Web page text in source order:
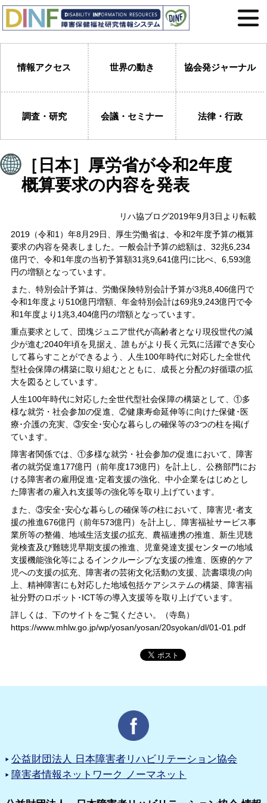
情報アクセス 世界の動き 協会発ジャーナル
調査・研究 会議・セミナー 法律・行政
［日本］厚労省が令和2年度
概算要求の内容を発表
リハ協ブログ2019年9月3日より転載
2019（令和1）年8月29日、厚生労働省は、令和2年度予算の概算
要求の内容を発表しました。一般会計予算の総額は、32兆6,234
億円で、令和1年度の当初予算額31兆9,641億円に比べ、6,593億
円の増額となっています。
また、特別会計予算は、労働保険特別会計予算が3兆8,406億円で
令和1年度より510億円増額、年金特別会計は69兆9,243億円で令
和1年度より1兆3,404億円の増額となっています。
重点要求として、団塊ジュニア世代が高齢者となり現役世代の減
少が進む2040年頃を見据え、誰もがより長く元気に活躍でき安心
して暮らすことができるよう、人生100年時代に対応した全世代
型社会保障の構築に取り組むとともに、成長と分配の好循環の拡
大を図るとしています。
人生100年時代に対応した全世代型社会保障の構築として、①多
様な就労・社会参加の促進、②健康寿命延伸等に向けた保健･医
療･介護の充実、③安全･安心な暮らしの確保等の3つの柱を掲げ
ています。
障害者関係では、①多様な就労・社会参加の促進において、障害
者の就労促進177億円（前年度173億円）を計上し、公務部門にお
ける障害者の雇用促進･定着支援の強化、中小企業をはじめとし
た障害者の雇入れ支援等の強化等を取り上げています。
また、③安全･安心な暮らしの確保等の柱において、障害児･者支
援の推進676億円（前年573億円）を計上し、障害福祉サービス事
業所等の整備、地域生活支援の拡充、農福連携の推進、新生児聴
覚検査及び難聴児早期支援の推進、児童発達支援センターの地域
支援機能強化等によるインクルーシブな支援の推進、医療的ケア
児への支援の拡充、障害者の芸術文化活動の支援、読書環境の向
上、精神障害にも対応した地域包括ケアシステムの構築、障害福
祉分野のロボット･ICT等の導入支援等を取り上げています。
詳しくは、下のサイトをご覧ください。（寺島）
https://www.mhlw.go.jp/wp/yosan/yosan/20syokan/dl/01-01.pdf
公益財団法人 日本障害者リハビリテーション協会
障害者情報ネットワーク ノーマネット